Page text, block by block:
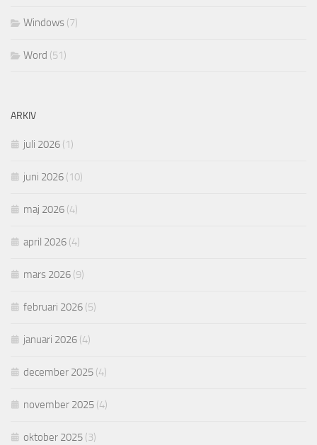
Windows (7)
Word (51)
ARKIV
juli 2026 (1)
juni 2026 (10)
maj 2026 (4)
april 2026 (4)
mars 2026 (9)
februari 2026 (5)
januari 2026 (4)
december 2025 (4)
november 2025 (4)
oktober 2025 (3)